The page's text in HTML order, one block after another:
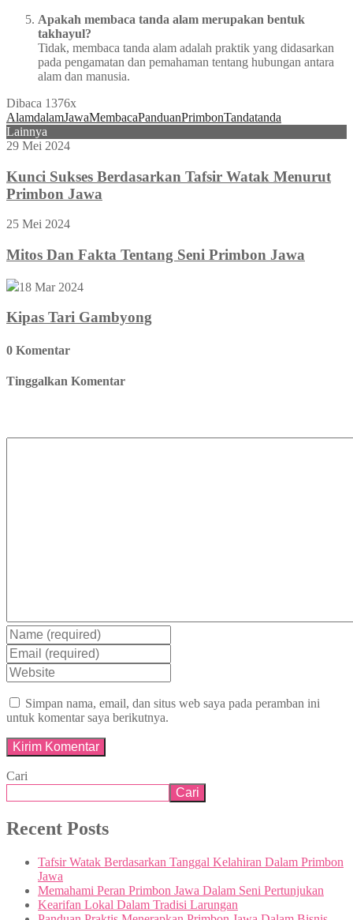
Apakah membaca tanda alam merupakan bentuk
takhayul?
Tidak, membaca tanda alam adalah praktik yang didasarkan
pada pengamatan dan pemahaman tentang hubungan antara
alam dan manusia.
Dibaca 1376x
AlamdalamJawaMembacaPanduanPrimbonTandatanda
Lainnya
29 Mei 2024
Kunci Sukses Berdasarkan Tafsir Watak Menurut
Primbon Jawa
25 Mei 2024
Mitos Dan Fakta Tentang Seni Primbon Jawa
18 Mar 2024
Kipas Tari Gambyong
0 Komentar
Tinggalkan Komentar
Simpan nama, email, dan situs web saya pada peramban ini
untuk komentar saya berikutnya.
Cari
Cari
Recent Posts
Tafsir Watak Berdasarkan Tanggal Kelahiran Dalam Primbon
Jawa
Memahami Peran Primbon Jawa Dalam Seni Pertunjukan
Kearifan Lokal Dalam Tradisi Larungan